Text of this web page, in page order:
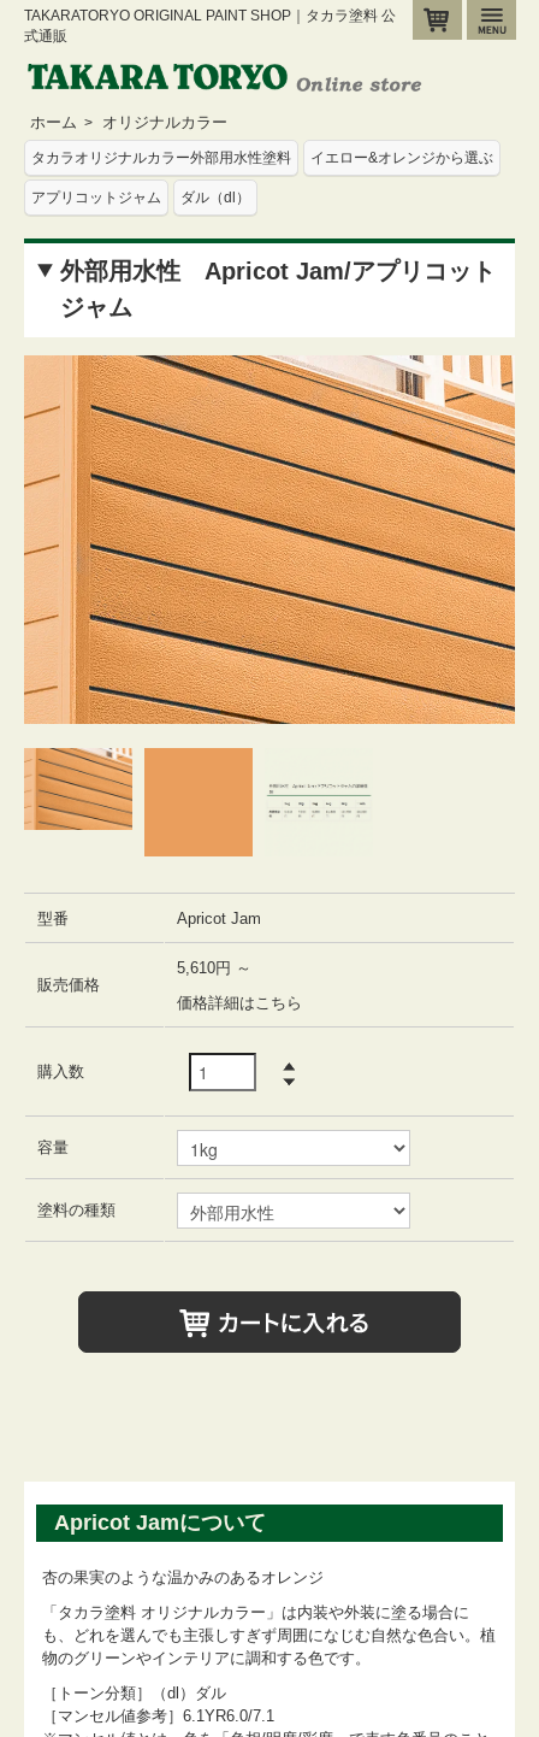
カート
TAKARATORYO ORIGINAL PAINT SHOP｜タカラ塗料 公
式通販
ホーム > オリジナルカラー
タカラオリジナルカラー外部用水性塗料 イエロー&オレンジから選ぶ
アプリコットジャム ダル（dl）
外部用水性 Apricot Jam/アプリコット
ジャム
型番 Apricot Jam
販売価格
5,610円 ～
価格詳細はこちら
購入数
容量
塗料の種類
Apricot Jamについて
杏の果実のような温かみのあるオレンジ
「タカラ塗料 オリジナルカラー」は内装や外装に塗る場合に
も、どれを選んでも主張しすぎず周囲になじむ自然な色合い。植
物のグリーンやインテリアに調和する色です。
［トーン分類］（dl）ダル
［マンセル値参考］6.1YR6.0/7.1